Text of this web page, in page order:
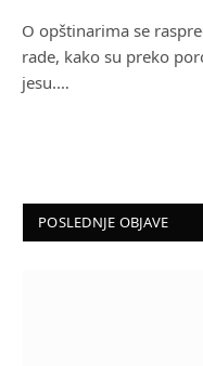
O opštinarima se
rade, kako su preko
jesu.…
POSLEDNJE OBJAVE